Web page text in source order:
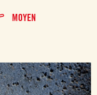
MOYEN